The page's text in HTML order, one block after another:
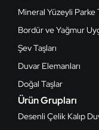
Mineral Yüzeyli Parke
Bordür ve Yağmur
Şev Taşları
Duvar Elemanları
Doğal Taşlar
Ürün Grupları
Desenli Çelik Kalıp